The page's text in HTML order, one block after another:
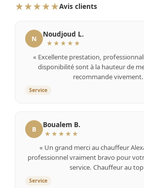
★★★★★Avis clients
N Noudjoud L.
★★★★★
« Excellente prestation,
disponibilité sont à la hauteur de
recommande vivement.
Service
B Boualem B.
★★★★★
« Un grand merci au chauffeur
professionnel vraiment bravo pour
service. Chauffeur au top
Service